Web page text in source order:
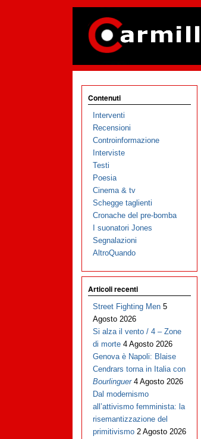
Contenuti
Interventi
Recensioni
Controinformazione
Interviste
Testi
Poesia
Cinema & tv
Schegge taglienti
Cronache del pre-bomba
I suonatori Jones
Segnalazioni
AltroQuando
Articoli recenti
Street Fighting Men 5
Agosto 2026
Si alza il vento / 4 – Zone
di morte 4 Agosto 2026
Genova è Napoli: Blaise
Cendrars torna in Italia con
Bourlinguer 4 Agosto 2026
Dal modernismo
all’attivismo femminista: la
risemantizzazione del
primitivismo 2 Agosto 2026